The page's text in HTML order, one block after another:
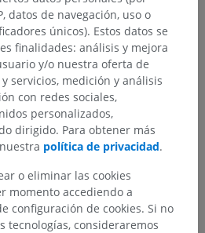
datos de navegación, uso o
únicos). Estos datos se
finalidades: análisis y mejora
y/o nuestra oferta de
servicios, medición y análisis
con redes sociales,
personalizados,
dirigido. Para obtener más
política de privacidad.
o eliminar las cookies
momento accediendo a
configuración de cookies. Si no
tecnologías, consideraremos